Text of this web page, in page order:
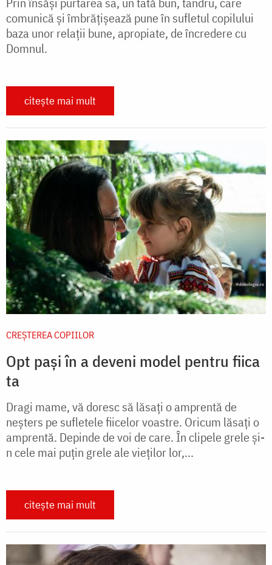
comunică şi îmbrăţişează pune în sufletul copilului
baza unor relaţii bune, apropiate, de încredere cu
Domnul.
citește mai mult
CREŞTEREA COPIILOR
Opt pași în a deveni model pentru fiica
ta
Dragi mame, vă doresc să lăsaţi o amprentă de
neşters pe sufletele fiicelor voastre. Oricum lăsaţi o
amprentă. Depinde de voi de care. În clipele grele şi-
n cele mai puţin grele ale vieţilor lor,...
citește mai mult